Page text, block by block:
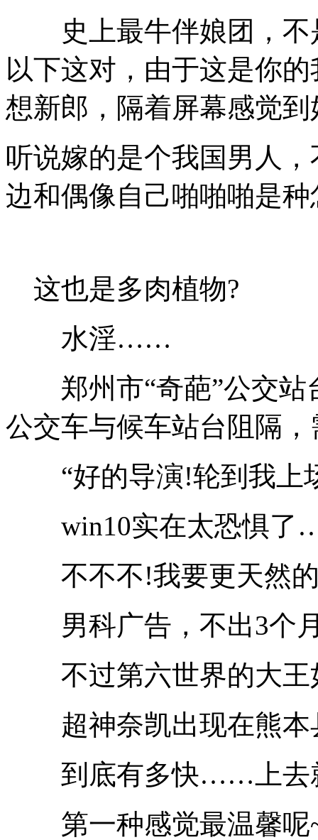
史上最牛伴娘团，不
以下这对，由于这是你
想新郎，隔着屏幕感觉
听说嫁的是个我国男人
边和偶像自己啪啪啪是
这也是多肉植物?
水淫……
郑州市“奇葩”公交站
公交车与候车站台阻隔
“好的导演!轮到我上
win10实在太恐惧
不不不!我要更天然
男科广告，不出3个
不过第六世界的大王
超神奈凯出现在熊本
到底有多快……上去
第一种感觉最温馨呢